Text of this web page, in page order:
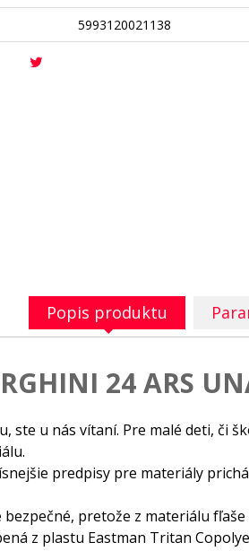
5993120021138
Popis produktu
24 ARS
u nás vítaní. Pre malé deti, či
predpisy pre materiály
pretože z materiálu
z plastu Eastman Tritan